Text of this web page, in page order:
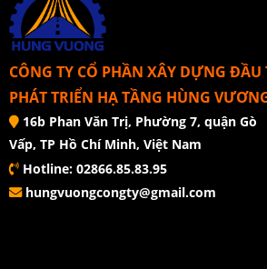
CÔNG TY CỔ PHẦN XÂY DỰNG ĐẦU
PHÁT TRIỂN HẠ TẦNG HÙNG
16b Phan Văn Trị, Phường 7, quận Gò
Vấp, TP Hồ Chí Minh, Việt Nam
Hotline: 02866.85.83.95
hungvuongcongty@gmail.com